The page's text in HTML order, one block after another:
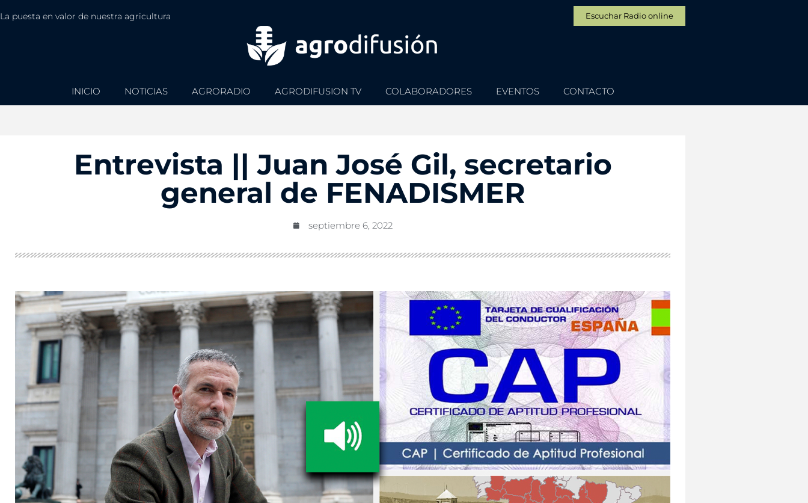
La puesta en valor de nuestra agricultura Escuchar Radio online
INICIO NOTICIAS AGRORADIO AGRODIFUSION TV COLABORADORES EVENTOS CONTACTO
Entrevista || Juan José Gil, secretario
general de FENADISMER
septiembre 6, 2022